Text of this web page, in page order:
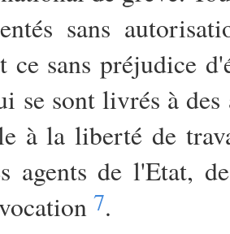
sans
ce sans préjudice
se sont livrés à
à la liberté de
agents de l'Etat,
7.